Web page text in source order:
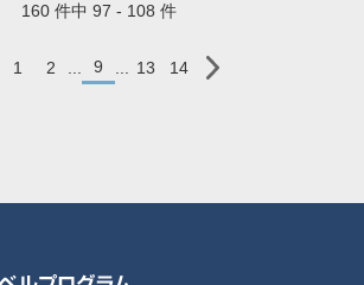
160 件中 97 - 108 件
1 2 ... 9 ... 13 14